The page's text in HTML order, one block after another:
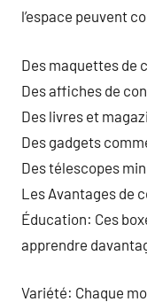
l’espace peuvent
Des maquettes de
Des affiches de
Des livres et
Des gadgets
Des télescopes
Les Avantages de
Éducation: Ces
apprendre
Variété: Chaque